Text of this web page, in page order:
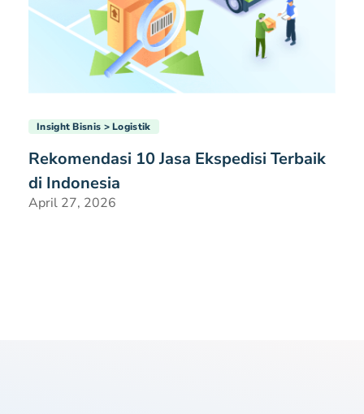
Insight Bisnis Logistik
Rekomendasi 10 Jasa Ekspedisi Terbaik
di Indonesia
April 27, 2026